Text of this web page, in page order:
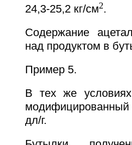
24,3-25,2 кг/см2.
Содержание
над продуктом в
Пример 5.
В тех же
дл/г.